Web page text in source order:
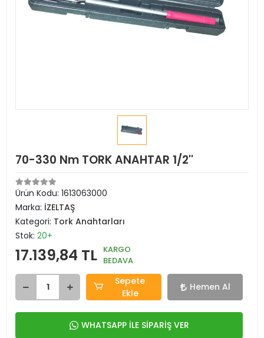
70-330 Nm TORK ANAHTAR 1/2''
Ürün Kodu: 1613063000
Marka: İZELTAŞ
Kategori: Tork Anahtarları
Stok: 20+
17.139,84 TL KARGO
BEDAVA
Sepete
Ekle
Hemen Al
WHATSAPP İLE SİPARİŞ VER